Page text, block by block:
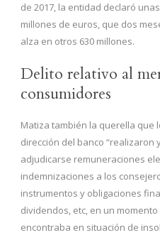
de 2017, la entidad declaró
millones de euros, que dos
alza en otros 630 millones.
Delito relativo al
consumidores
Matiza también la querella que
dirección del banco “realizaron
adjudicarse remuneraciones
indemnizaciones a los
instrumentos y obligaciones
dividendos, etc, en un
encontraba en situación de